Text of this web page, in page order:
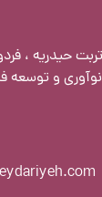
نوآوری و توسعه